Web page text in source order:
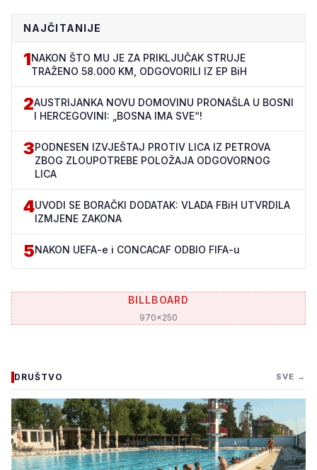
NAJČITANIJE
1NAKON ŠTO MU JE ZA PRIKLJUČAK STRUJE
TRAŽENO 58.000 KM, ODGOVORILI IZ EP BiH
2AUSTRIJANKA NOVU DOMOVINU PRONAŠLA U BOSNI
I HERCEGOVINI: „BOSNA IMA SVE“!
3PODNESEN IZVJEŠTAJ PROTIV LICA IZ PETROVA
ZBOG ZLOUPOTREBE POLOŽAJA ODGOVORNOG
LICA
4UVODI SE BORAČKI DODATAK: VLADA FBiH UTVRDILA
IZMJENE ZAKONA
5NAKON UEFA-e i CONCACAF ODBIO FIFA-u
BILLBOARD
970x250
DRUŠTVO SVE →